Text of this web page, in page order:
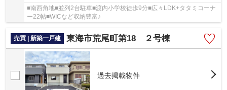
■南西角地■並列2台駐車■渡内小学校徒歩9分■広々LDK+タタミコーナ
ー22帖■WICなど収納豊富♪
売買 | 新築一戸建 東海市荒尾町第18 ２号棟
過去掲載物件